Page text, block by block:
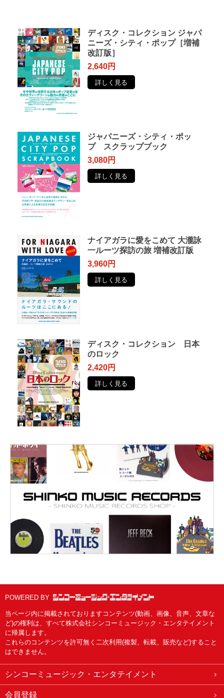
ディスク・コレクション ジャパ
ニーズ・シティ・ポップ［増補
改訂版］
2,640円
詳しく見る
ジャパニーズ・シティ・ポッ
プ スクラップブック
3,080円
詳しく見る
ナイアガラに愛をこめて 大瀧詠
一ルーツ探訪の旅 増補改訂版
3,960円
詳しく見る
ディスク・コレクション 日本
のロック
2,420円
詳しく見る
POWERED BY
当ページ内に掲載されておりますコンテンツ(動画、画像、音声、文章な
ど)の権利は、すべて株式会社シンコーミュージック・エンタテイメント
に帰属します。
これらのコンテンツを許可無く二次利用(複製、転載、販売など)すること
はできません。
シンコーミュージック・エンタテイメント
会員登録